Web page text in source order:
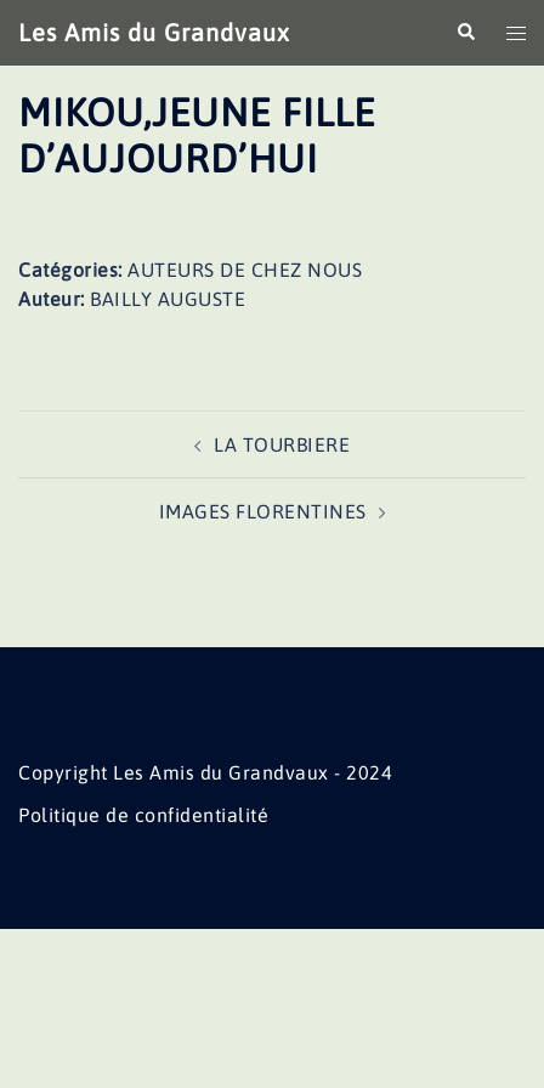
au
contenu
Les Amis du Grandvaux
le
MIKOU,JEUNE FILLE
D’AUJOURD’HUI
Catégories: AUTEURS DE CHEZ NOUS
Auteur: BAILLY AUGUSTE
LA TOURBIERE
IMAGES FLORENTINES
Copyright Les Amis du Grandvaux - 2024
Politique de confidentialité